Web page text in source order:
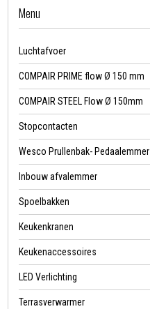
Menu
Luchtafvoer
COMPAIR PRIME flow Ø 150 mm
COMPAIR STEEL Flow Ø 150mm
Stopcontacten
Wesco Prullenbak- Pedaalemmer
Inbouw afvalemmer
Spoelbakken
Keukenkranen
Keukenaccessoires
LED Verlichting
Terrasverwarmer